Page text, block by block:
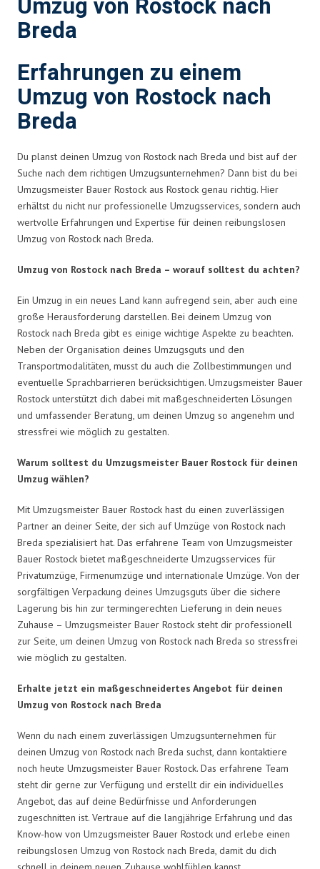
Umzug von Rostock nach
Breda
Erfahrungen zu einem
Umzug von Rostock nach
Breda
Du planst deinen Umzug von Rostock nach Breda und bist auf der
Suche nach dem richtigen Umzugsunternehmen? Dann bist du bei
Umzugsmeister Bauer Rostock aus Rostock genau richtig. Hier
erhältst du nicht nur professionelle Umzugsservices, sondern auch
wertvolle Erfahrungen und Expertise für deinen reibungslosen
Umzug von Rostock nach Breda.
Umzug von Rostock nach Breda – worauf solltest du achten?
Ein Umzug in ein neues Land kann aufregend sein, aber auch eine
große Herausforderung darstellen. Bei deinem Umzug von
Rostock nach Breda gibt es einige wichtige Aspekte zu beachten.
Neben der Organisation deines Umzugsguts und den
Transportmodalitäten, musst du auch die Zollbestimmungen und
eventuelle Sprachbarrieren berücksichtigen. Umzugsmeister Bauer
Rostock unterstützt dich dabei mit maßgeschneiderten Lösungen
und umfassender Beratung, um deinen Umzug so angenehm und
stressfrei wie möglich zu gestalten.
Warum solltest du Umzugsmeister Bauer Rostock für deinen
Umzug wählen?
Mit Umzugsmeister Bauer Rostock hast du einen zuverlässigen
Partner an deiner Seite, der sich auf Umzüge von Rostock nach
Breda spezialisiert hat. Das erfahrene Team von Umzugsmeister
Bauer Rostock bietet maßgeschneiderte Umzugsservices für
Privatumzüge, Firmenumzüge und internationale Umzüge. Von der
sorgfältigen Verpackung deines Umzugsguts über die sichere
Lagerung bis hin zur termingerechten Lieferung in dein neues
Zuhause – Umzugsmeister Bauer Rostock steht dir professionell
zur Seite, um deinen Umzug von Rostock nach Breda so stressfrei
wie möglich zu gestalten.
Erhalte jetzt ein maßgeschneidertes Angebot für deinen
Umzug von Rostock nach Breda
Wenn du nach einem zuverlässigen Umzugsunternehmen für
deinen Umzug von Rostock nach Breda suchst, dann kontaktiere
noch heute Umzugsmeister Bauer Rostock. Das erfahrene Team
steht dir gerne zur Verfügung und erstellt dir ein individuelles
Angebot, das auf deine Bedürfnisse und Anforderungen
zugeschnitten ist. Vertraue auf die langjährige Erfahrung und das
Know-how von Umzugsmeister Bauer Rostock und erlebe einen
reibungslosen Umzug von Rostock nach Breda, damit du dich